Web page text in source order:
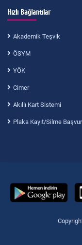
Hızlı Bağlantılar
Akademik Teşvik
ÖSYM
YÖK
Cimer
Akıllı Kart Sistemi
Plaka Kayıt/Silme